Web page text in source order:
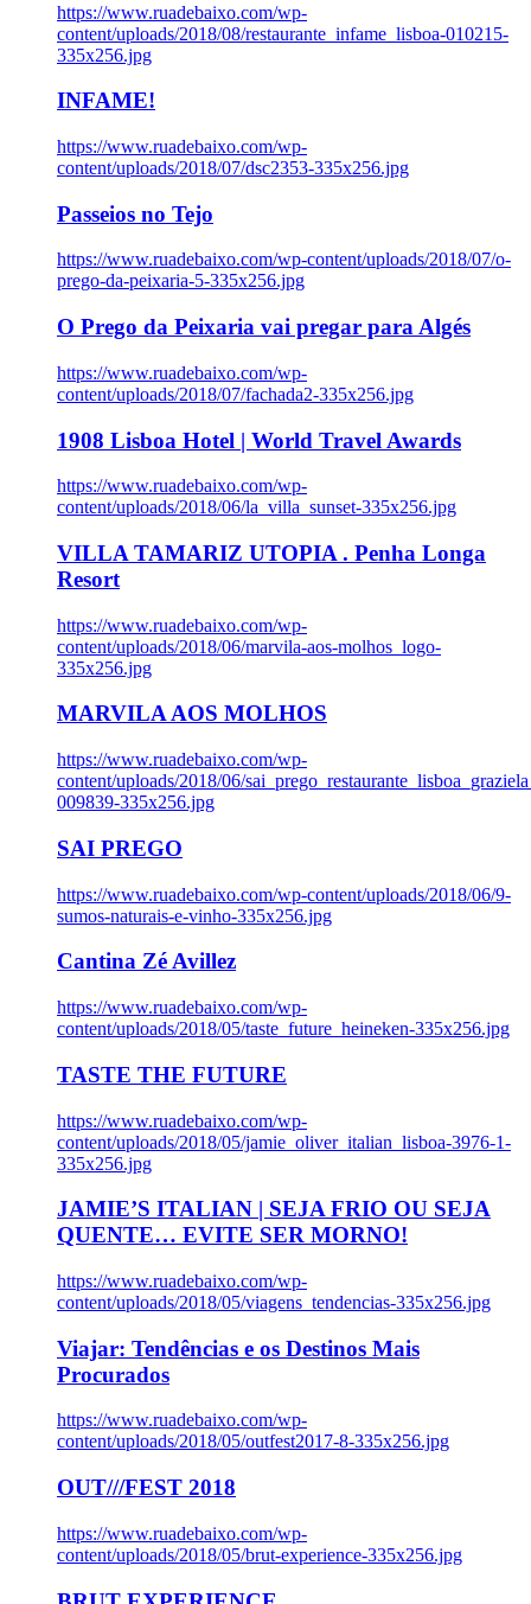
https://www.ruadebaixo.com/wp-
content/uploads/2018/08/restaurante_infame_lisboa-010215-
335x256.jpg
INFAME!
https://www.ruadebaixo.com/wp-
content/uploads/2018/07/dsc2353-335x256.jpg
Passeios no Tejo
https://www.ruadebaixo.com/wp-content/uploads/2018/07/o-
prego-da-peixaria-5-335x256.jpg
O Prego da Peixaria vai pregar para Algés
https://www.ruadebaixo.com/wp-
content/uploads/2018/07/fachada2-335x256.jpg
1908 Lisboa Hotel | World Travel Awards
https://www.ruadebaixo.com/wp-
content/uploads/2018/06/la_villa_sunset-335x256.jpg
VILLA TAMARIZ UTOPIA . Penha Longa
Resort
https://www.ruadebaixo.com/wp-
content/uploads/2018/06/marvila-aos-molhos_logo-
335x256.jpg
MARVILA AOS MOLHOS
https://www.ruadebaixo.com/wp-
content/uploads/2018/06/
009839-335x256.jpg
SAI PREGO
https://www.ruadebaixo.com/wp-content/uploads/2018/06/9-
sumos-naturais-e-vinho-335x256.jpg
Cantina Zé Avillez
https://www.ruadebaixo.com/wp-
content/uploads/2018/05/taste_future_heineken-335x256.jpg
TASTE THE FUTURE
https://www.ruadebaixo.com/wp-
content/uploads/2018/05/jamie_oliver_italian_lisboa-3976-1-
335x256.jpg
JAMIE’S ITALIAN | SEJA FRIO OU SEJA
QUENTE… EVITE SER MORNO!
https://www.ruadebaixo.com/wp-
content/uploads/2018/05/viagens_tendencias-335x256.jpg
Viajar: Tendências e os Destinos Mais
Procurados
https://www.ruadebaixo.com/wp-
content/uploads/2018/05/outfest2017-8-335x256.jpg
OUT///FEST 2018
https://www.ruadebaixo.com/wp-
content/uploads/2018/05/brut-experience-335x256.jpg